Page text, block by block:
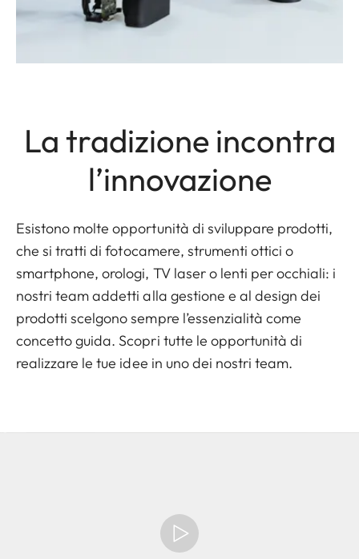
La tradizione incontra
l’innovazione
Esistono molte opportunità di sviluppare prodotti,
che si tratti di fotocamere, strumenti ottici o
smartphone, orologi, TV laser o lenti per occhiali: i
nostri team addetti alla gestione e al design dei
prodotti scelgono sempre l’essenzialità come
concetto guida. Scopri tutte le opportunità di
realizzare le tue idee in uno dei nostri team.